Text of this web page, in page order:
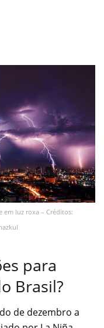
em luz roxa – Créditos:
para
Brasil?
de dezembro a